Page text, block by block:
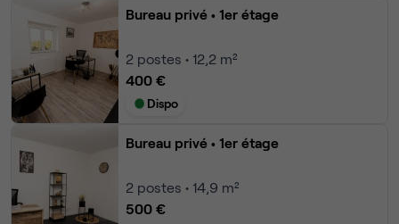
Bureau privé • 1er étage
2 postes • 12,2 m²
400 €
Dispo
Bureau privé • 1er étage
2 postes • 14,9 m²
500 €